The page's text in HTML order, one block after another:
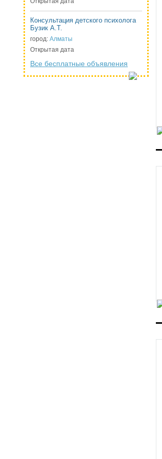
Консультация детского психолога
Бузик А.Т.
город: Алматы
Открытая дата
Все бесплатные объявления